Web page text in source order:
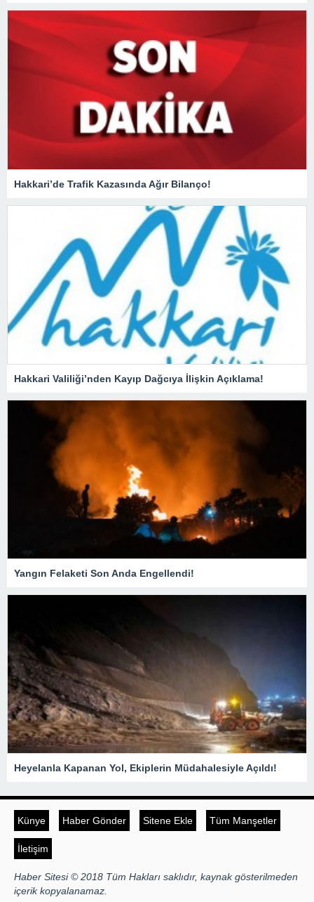
Hakkari’de Trafik Kazasında Ağır Bilanço!
Hakkari Valiliği’nden Kayıp Dağcıya İlişkin Açıklama!
Yangın Felaketi Son Anda Engellendi!
Heyelanla Kapanan Yol, Ekiplerin Müdahalesiyle Açıldı!
Künye Haber Gönder Sitene Ekle Tüm Manşetler
İletişim
Haber Sitesi © 2018 Tüm Hakları saklıdır, kaynak gösterilmeden
içerik kopyalanamaz.